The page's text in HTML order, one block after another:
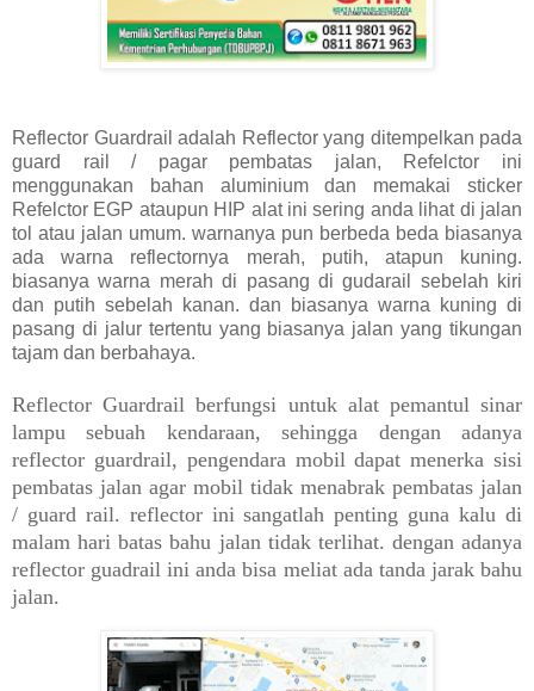
Reflector Guardrail adalah Reflector yang ditempelkan pada
guard rail / pagar pembatas jalan, Refelctor ini
menggunakan bahan aluminium dan memakai sticker
Refelctor EGP ataupun HIP alat ini sering anda lihat di jalan
tol atau jalan umum. warnanya pun berbeda beda biasanya
ada warna reflectornya merah, putih, atapun kuning.
biasanya warna merah di pasang di gudarail sebelah kiri
dan putih sebelah kanan. dan biasanya warna kuning di
pasang di jalur tertentu yang biasanya jalan yang tikungan
tajam dan berbahaya.
Reflector Guardrail berfungsi untuk alat pemantul sinar
lampu sebuah kendaraan, sehingga dengan adanya
reflector guardrail, pengendara mobil dapat menerka sisi
pembatas jalan agar mobil tidak menabrak pembatas jalan
/ guard rail. reflector ini sangatlah penting guna kalu di
malam hari batas bahu jalan tidak terlihat. dengan adanya
reflector guadrail ini anda bisa meliat ada tanda jarak bahu
jalan.